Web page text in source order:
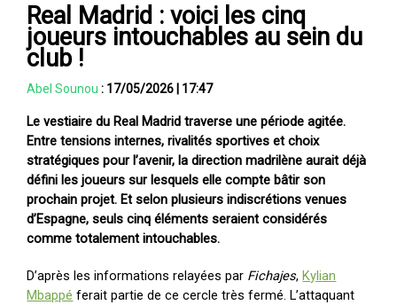
Real Madrid : voici les cinq
joueurs intouchables au sein du
club !
Abel Sounou : 17/05/2026| 17:47
Le vestiaire du Real Madrid traverse une période agitée.
Entre tensions internes, rivalités sportives et choix
stratégiques pour l’avenir, la direction madrilène aurait déjà
défini les joueurs sur lesquels elle compte bâtir son
prochain projet. Et selon plusieurs indiscrétions venues
d’Espagne, seuls cinq éléments seraient considérés
comme totalement intouchables.
D’après les informations relayées par Fichajes,Kylian
Mbappé ferait partie de ce cercle très fermé. L’attaquant